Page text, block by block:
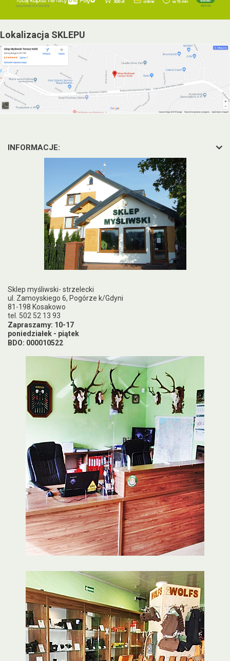
Lokalizacja SKLEPU
INFORMACJE:
Sklep myśliwski- strzelecki
ul. Zamoyskiego 6, Pogórze k/Gdyni
81-198 Kosakowo
tel. 502 52 13 93
Zapraszamy: 10-17
poniedziałek - piątek
BDO: 000010522